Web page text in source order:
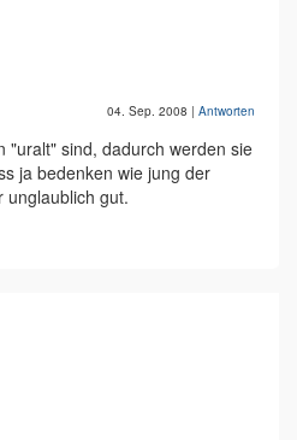
04. Sep. 2008 | Antworten
"uralt" sind, dadurch werden sie
ja bedenken wie jung der
unglaublich gut.